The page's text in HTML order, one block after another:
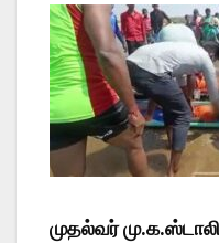
முதல்வர்